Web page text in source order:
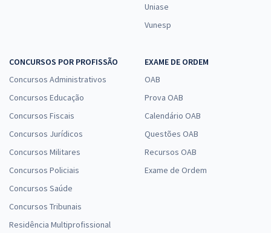
Uniase
Vunesp
CONCURSOS POR PROFISSÃO
Concursos Administrativos
Concursos Educação
Concursos Fiscais
Concursos Jurídicos
Concursos Militares
Concursos Policiais
Concursos Saúde
Concursos Tribunais
Residência Multiprofissional
EXAME DE ORDEM
OAB
Prova OAB
Calendário OAB
Questões OAB
Recursos OAB
Exame de Ordem